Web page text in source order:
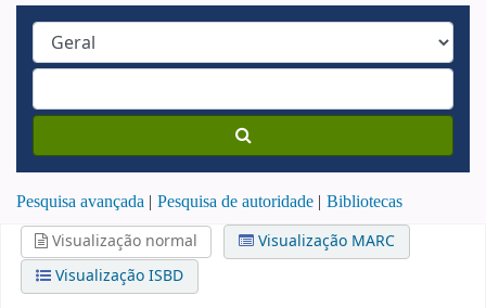
Pesquisa avançada Pesquisa de autoridade Bibliotecas
Visualização normal
Visualização MARC
Visualização ISBD